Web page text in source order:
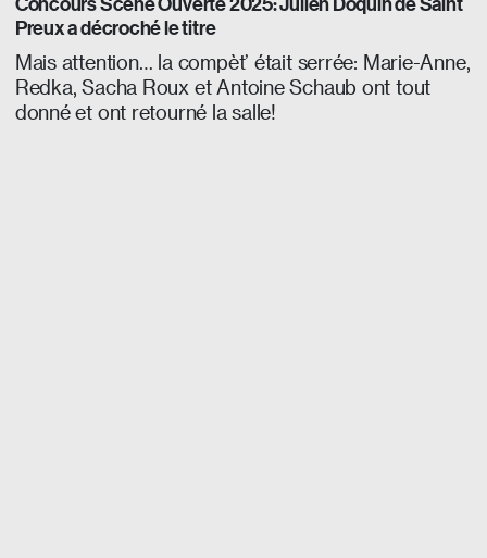
Preux a décroché le titre
Mais attention… la compèt’ était serrée: Marie-Anne,
Redka, Sacha Roux et Antoine Schaub ont tout
donné et ont retourné la salle!